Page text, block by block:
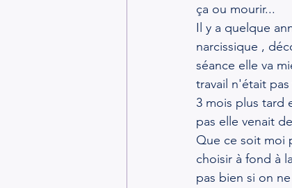
ça ou mourir...
Il y a quelque
narcissique ,
séance elle va
travail n'était pas
3 mois plus tard
pas elle venait
Que ce soit moi
choisir à fond à
pas bien si on